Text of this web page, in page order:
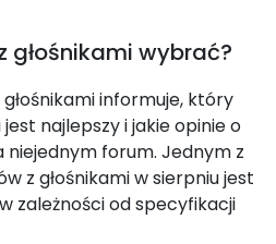
głośnikami wybrać?
informuje, który
najlepszy i jakie opinie o
forum. Jednym z
z głośnikami w sierpniu jest
zależności od specyfikacji